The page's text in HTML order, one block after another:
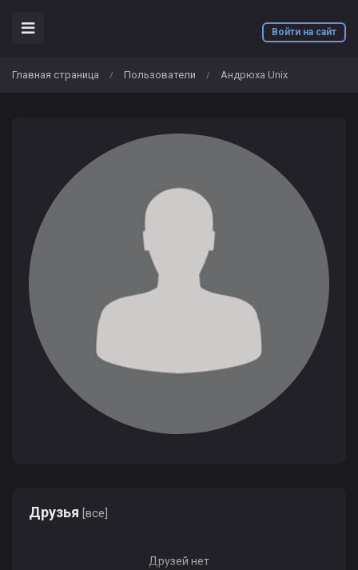
Войти на сайт
Главная страница / Пользователи / Андрюха Unix
Друзья [все]
Друзей нет